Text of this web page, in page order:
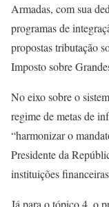
Armadas, com sua
programas de
propostas tributação
Imposto sobre
No eixo sobre o
regime de metas de
“harmonizar o
Presidente da
instituições
Já para o tópico 4, o